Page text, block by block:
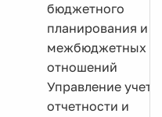
бюджетного
планирования и
межбюджетных
отношений
Управление учета,
отчетности и